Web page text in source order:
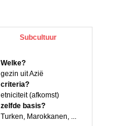
Subcultuur
Welke?
gezin uit Azië
criteria?
etniciteit (afkomst)
zelfde basis?
Turken, Marokkanen, ...